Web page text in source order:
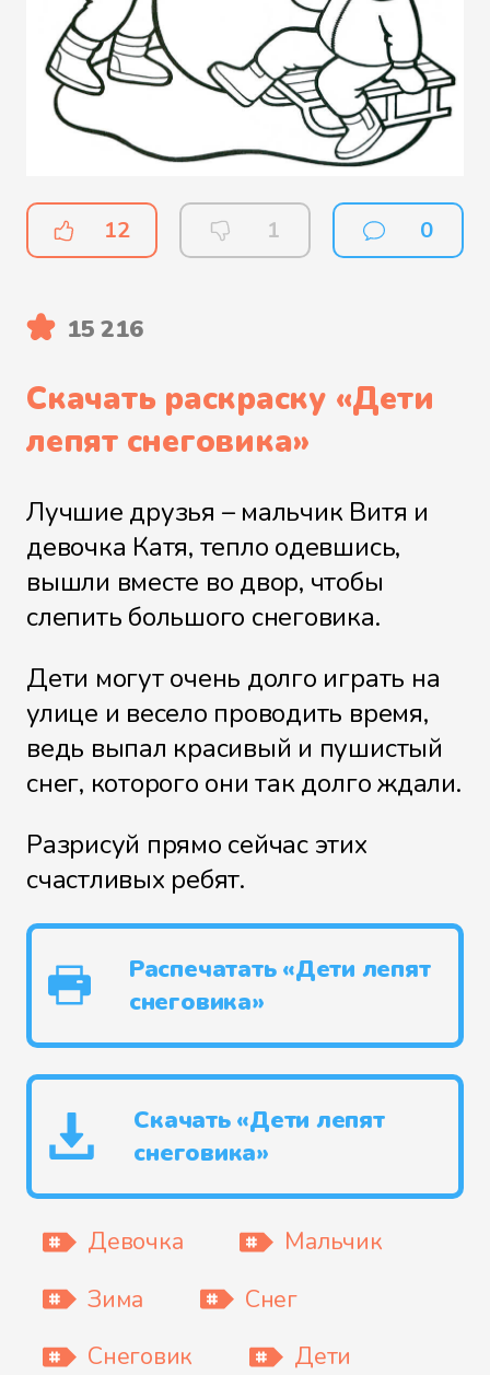
12 1 0
15 216
Скачать раскраску «Дети
лепят снеговика»
Лучшие друзья – мальчик Витя и
девочка Катя, тепло одевшись,
вышли вместе во двор, чтобы
слепить большого снеговика.
Дети могут очень долго играть на
улице и весело проводить время,
ведь выпал красивый и пушистый
снег, которого они так долго ждали.
Разрисуй прямо сейчас этих
счастливых ребят.
Распечатать «Дети лепят
снеговика»
Скачать «Дети лепят
снеговика»
Девочка
Мальчик
Зима
Снег
Снеговик
Дети